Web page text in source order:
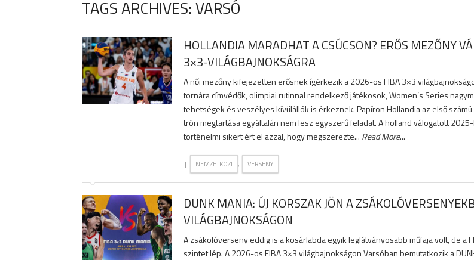
TAGS ARCHIVES: VARSÓ
HOLLANDIA MARADHAT A CSÚCSON? ERŐS MEZŐNY
3×3-VILÁGBAJNOKSÁGRA
A női mezőny kifejezetten erősnek ígérkezik a 2026-os FIBA 3×3
tornára címvédők, olimpiai rutinnal rendelkező játékosok, Women’s Series
tehetségek és veszélyes kívülállók is érkeznek. Papíron Hollandia az első
trón megtartása egyáltalán nem lesz egyszerű feladat. A holland válogatott
történelmi sikert ért el azzal, hogy megszerezte... Read More...
| NEMZETKÖZI , VERSENY
DUNK MANIA: ÚJ KORSZAK JÖN A
VILÁGBAJNOKSÁGON
A zsákolóverseny eddig is a kosárlabda egyik leglátványosabb műfaja volt, de a
szintet lép. A 2026-os FIBA 3×3 világbajnokságon Varsóban bemutatkozik a